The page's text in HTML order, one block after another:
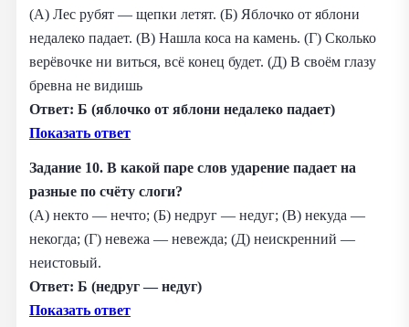
(А) Лес рубят — щепки летят. (Б) Яблочко от яблони
недалеко падает. (В) Нашла коса на камень. (Г) Сколько
верёвочке ни виться, всё конец будет. (Д) В своём глазу
бревна не видишь
Ответ: Б (яблочко от яблони недалеко падает)
Показать ответ
Задание 10. В какой паре слов ударение падает на
разные по счёту слоги?
(А) некто — нечто; (Б) недруг — недуг; (В) некуда —
некогда; (Г) невежа — невежда; (Д) неискренний —
неистовый.
Ответ: Б (недруг — недуг)
Показать ответ